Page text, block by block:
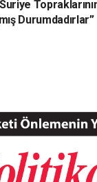
Topraklarının
Durumdadırlar”